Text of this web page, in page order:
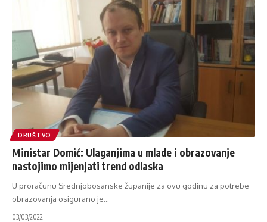
DRUŠTVO
Ministar Domić: Ulaganjima u mlade i obrazovanje
nastojimo mijenjati trend odlaska
U proračunu Srednjobosanske županije za ovu godinu za potrebe
obrazovanja osigurano je…
03/03/2022